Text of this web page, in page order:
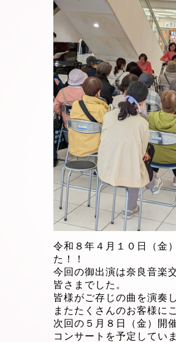
令和８年４ 月１０日（金
た！！
今回の御出演は奈良音楽
皆さまでした。
皆様がご存じの曲を演奏
またたくさんのお客様に
次回の５月８ 日（金）開
コンサートを予定してい